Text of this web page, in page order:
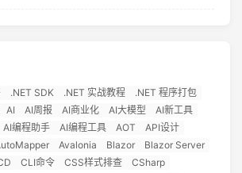
.NET SDK .NET 实战教程
.NET 程序打包
AI AI周报 AI商业化 AI大模型
AI新工具
AI编程助手 AI编程工具 AOT
API设计
Avalonia Blazor
Blazor Server
CLI命令 CSS样式排查
CSharp